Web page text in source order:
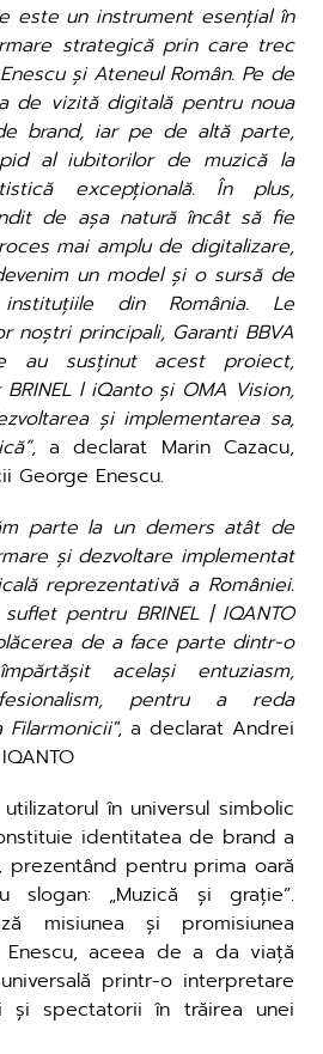
este un instrument esențial în
strategică prin care trec
și Ateneul Român. Pe de
de vizită digitală pentru noua
brand, iar pe de altă parte,
al iubitorilor de muzică la
excepțională. În plus,
de așa natură încât să fie
mai amplu de digitalizare,
un model și o sursă de
din România. Le
noștri principali, Garanti BBVA
au susținut acest proiect,
l iQanto și OMA Vision,
și implementarea sa,
, a declarat Marin Cazacu,
George Enescu.
parte la un demers atât de
și dezvoltare implementat
reprezentativă a României.
pentru BRINEL | IQANTO
de a face parte dintr-o
același entuziasm,
pentru a reda
, a declarat Andrei
în universul simbolic
identitatea de brand a
prezentând pentru prima oară
„Muzică și grație”.
misiunea și promisiunea
Enescu, aceea de a da viață
printr-o interpretare
și spectatorii în trăirea unei